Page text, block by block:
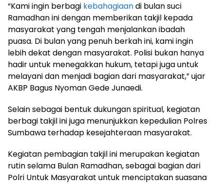
“Kami ingin berbagi kebahagiaandi bulan suci
Ramadhan ini dengan memberikan takjil kepada
masyarakat yang tengah menjalankan ibadah
puasa. Di bulan yang penuh berkah ini, kami ingin
lebih dekat dengan masyarakat. Polisi bukan hanya
hadir untuk menegakkan hukum, tetapi juga untuk
melayani dan menjadi bagian dari masyarakat,” ujar
AKBP Bagus Nyoman Gede Junaedi.
Selain sebagai bentuk dukungan spiritual, kegiatan
berbagi takjil ini juga menunjukkan kepedulian Polres
Sumbawa terhadap kesejahteraan masyarakat.
Kegiatan pembagian takjil ini merupakan kegiatan
rutin selama Bulan Ramadhan, sebagai bagian dari
Polri Untuk Masyarakat untuk menciptakan suasana